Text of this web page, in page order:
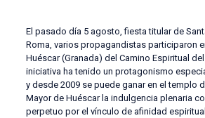
El pasado día 5 agosto, fiesta titular de
Roma, varios propagandistas participaron
Huéscar (Granada) del Camino Espiritual del
iniciativa ha tenido un protagonismo
y desde 2009 se puede ganar en el templo
Mayor de Huéscar la indulgencia plenaria
perpetuo por el vínculo de afinidad